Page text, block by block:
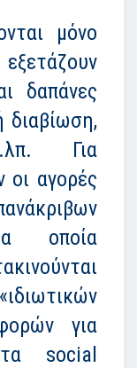
μόνο
δαπάνες
διαβίωση,
Για
οι αγορές
οποία
για
social